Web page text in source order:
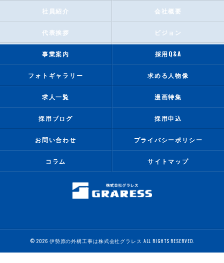
社員紹介 会社概要
代表挨拶 ビジョン
事業案内 採用Q&A
フォトギャラリー 求める人物像
求人一覧 漫画特集
採用ブログ 採用申込
お問い合わせ プライバシーポリシー
コラム サイトマップ
© 2026 伊勢原の外構工事は株式会社グラレス ALL RIGHTS RESERVED.